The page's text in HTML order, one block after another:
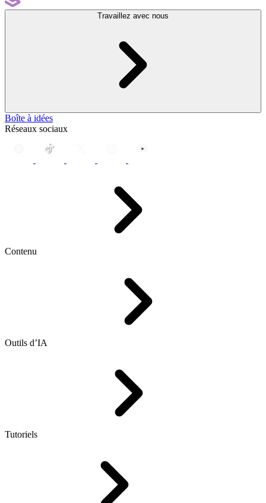
Travaillez avec nous
Boîte à idées
Réseaux sociaux
Contenu
Outils d’IA
Tutoriels